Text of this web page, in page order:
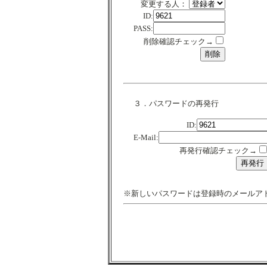
変更する人：
ID:
PASS:
削除確認チェック→
３．パスワードの再発行
ID:
E-Mail:
再発行確認チェック→
※新しいパスワードは登録時のメールア